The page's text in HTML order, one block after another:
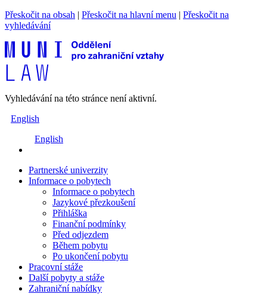
Přeskočit na obsah | Přeskočit na hlavní menu | Přeskočit na
vyhledávání
Vyhledávání na této stránce není aktivní.
English
English
Partnerské univerzity
Informace o pobytech
Informace o pobytech
Jazykové přezkoušení
Přihláška
Finanční podmínky
Před odjezdem
Během pobytu
Po ukončení pobytu
Pracovní stáže
Další pobyty a stáže
Zahraniční nabídky